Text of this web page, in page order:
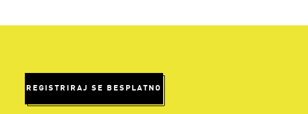
REGISTRIRAJ SE BESPLATNO